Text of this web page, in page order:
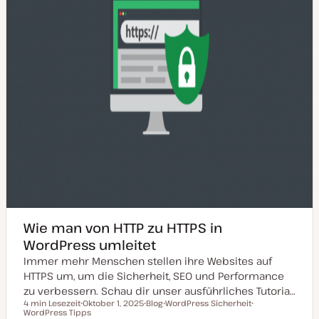
Wie man von HTTP zu HTTPS in
WordPress umleitet
Immer mehr Menschen stellen ihre Websites auf
HTTPS um, um die Sicherheit, SEO und Performance
zu verbessern. Schau dir unser ausführliches Tutoria…
Lesezeit
4 min Lesezeit
D
Oktober 1, 2025 Blog WordPress Sicherheit
WordPress Tipps